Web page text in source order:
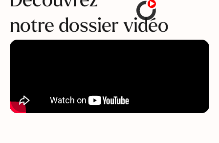
notre dossier vidéo